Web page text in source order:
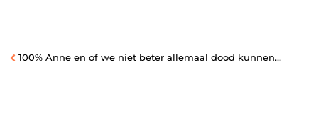
100% Anne en of we niet beter allemaal dood kunnen gaan